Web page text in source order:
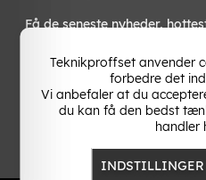
Få de seneste nyheder,
nyhedsbrev!
Teknikproffset anvender
forbedre det
Vi anbefaler at du
du kan få den bedst
handler
INDSTILLINGER